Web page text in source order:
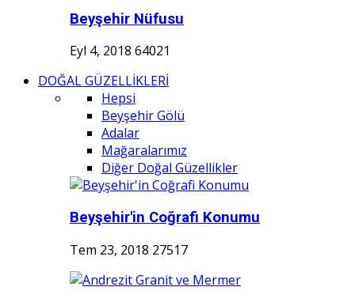
Beyşehir Nüfusu
Eyl 4, 2018 64021
DOĞAL GÜZELLİKLERİ
Hepsi
Beyşehir Gölü
Adalar
Mağaralarımız
Diğer Doğal Güzellikler
Beyşehir'in Coğrafi Konumu
Tem 23, 2018 27517